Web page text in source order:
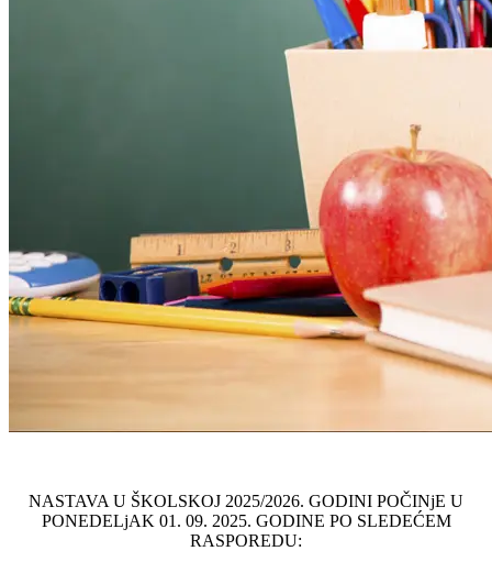
NASTAVA U ŠKOLSKOJ 2025/2026. GODINI POČINjE U
PONEDELjAK 01. 09. 2025. GODINE PO SLEDEĆEM
RASPOREDU: